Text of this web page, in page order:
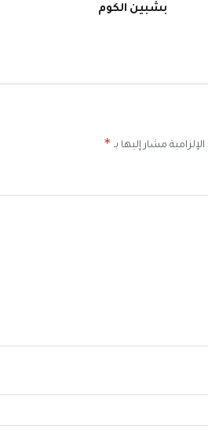
بشبين الكوم
مشار إليها بـ *